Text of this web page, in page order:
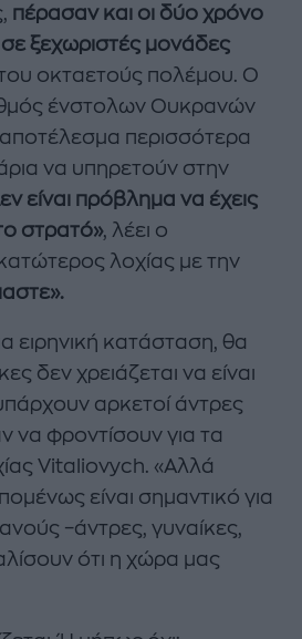
πέρασαν και οι δύο χρόνο
ξεχωριστές μονάδες
οκταετούς πολέμου. Ο
ένστολων Ουκρανών
περισσότερα
να υπηρετούν στην
είναι πρόβλημα να έχεις
στρατό», λέει ο
λοχίας με την
ειρηνική κατάσταση, θα
δεν χρειάζεται να είναι
αρκετοί άντρες
να φροντίσουν για τα
Vitaliovych. «Αλλά
είναι σημαντικό για
–άντρες, γυναίκες,
ότι η χώρα μας